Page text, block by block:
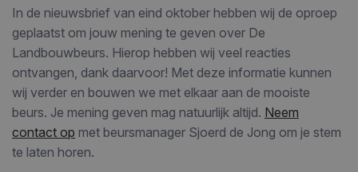
In de nieuwsbrief van eind oktober hebben wij de oproep
geplaatst om jouw mening te geven over De
Landbouwbeurs. Hierop hebben wij veel reacties
ontvangen, dank daarvoor! Met deze informatie kunnen
wij verder en bouwen we met elkaar aan de mooiste
beurs. Je mening geven mag natuurlijk altijd. Neem
contact op met beursmanager Sjoerd de Jong om je stem
te laten horen.